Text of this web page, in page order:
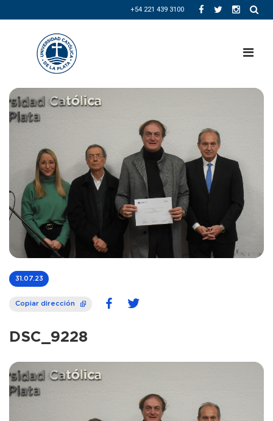
+54 221 439 3100
31.07.23
Copiar dirección
DSC_9228